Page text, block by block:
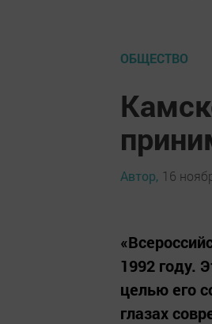
ОБЩЕСТВО
Автор, 16
1992 году.
целью его
глазах